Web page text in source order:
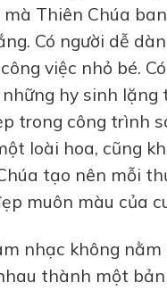
Thiên Chúa
Có người dễ
việc nhỏ bé.
hy sinh
trong công trình
loài hoa, cũng
tạo nên mỗi
muôn màu của
nhạc không
thành một